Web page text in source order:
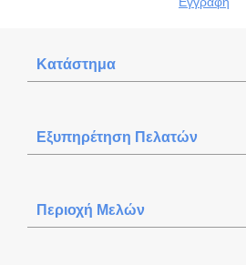
Κατάστημα
Εξυπηρέτηση Πελατών
Περιοχή Mελών